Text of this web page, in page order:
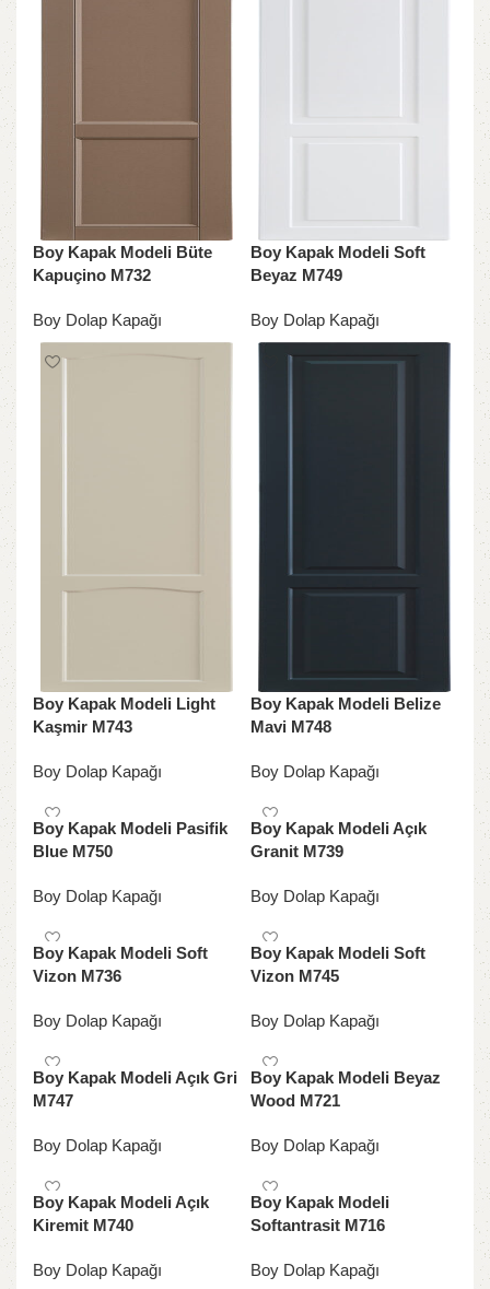
Boy Kapak Modeli Büte
Kapuçino M732
Boy Dolap Kapağı
Boy Kapak Modeli Soft
Beyaz M749
Boy Dolap Kapağı
Boy Kapak Modeli Light
Kaşmir M743
Boy Dolap Kapağı
Boy Kapak Modeli Belize
Mavi M748
Boy Dolap Kapağı
Boy Kapak Modeli Pasifik
Blue M750
Boy Dolap Kapağı
Boy Kapak Modeli Açık
Granit M739
Boy Dolap Kapağı
Boy Kapak Modeli Soft
Vizon M736
Boy Dolap Kapağı
Boy Kapak Modeli Soft
Vizon M745
Boy Dolap Kapağı
Boy Kapak Modeli Açık Gri
M747
Boy Dolap Kapağı
Boy Kapak Modeli Beyaz
Wood M721
Boy Dolap Kapağı
Boy Kapak Modeli Açık
Kiremit M740
Boy Dolap Kapağı
Boy Kapak Modeli
Softantrasit M716
Boy Dolap Kapağı